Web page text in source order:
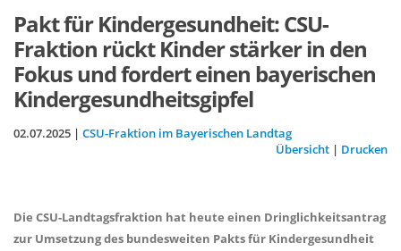
Pakt für Kindergesundheit: CSU-
Fraktion rückt Kinder stärker in den
Fokus und fordert einen bayerischen
Kindergesundheitsgipfel
02.07.2025 | CSU-Fraktion im Bayerischen Landtag
Übersicht | Drucken
Die CSU-Landtagsfraktion hat heute einen Dringlichkeitsantrag
zur Umsetzung des bundesweiten Pakts für Kindergesundheit